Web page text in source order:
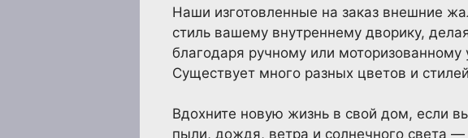
Наши изготовленные на заказ внешние
стиль вашему внутреннему дворику,
благодаря ручному или
Существует много разных цветов и
Вдохните новую жизнь в свой дом, если
пыли, дождя, ветра и солнечного света